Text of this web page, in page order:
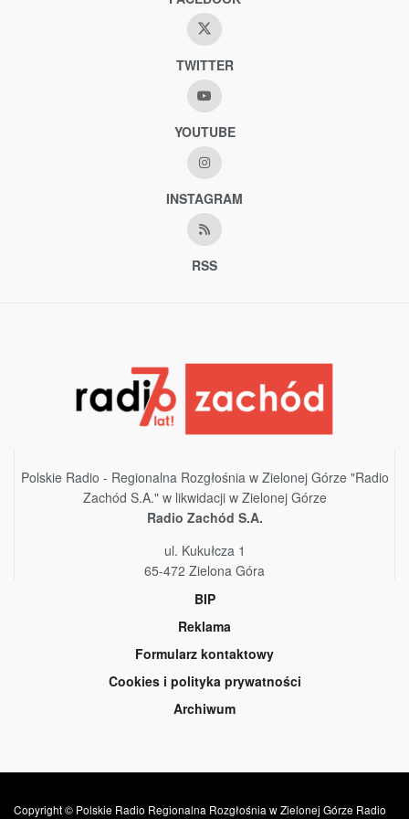
TWITTER
YOUTUBE
INSTAGRAM
RSS
Polskie Radio - Regionalna Rozgłośnia w Zielonej Górze "Radio
Zachód S.A." w likwidacji w Zielonej Górze
Radio Zachód S.A.
ul. Kukułcza 1
65-472 Zielona Góra
BIP
Reklama
Formularz kontaktowy
Cookies i polityka prywatności
Archiwum
Copyright © Polskie Radio Regionalna Rozgłośnia w Zielonej Górze Radio